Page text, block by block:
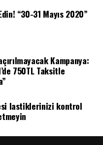
“30-31 Mayıs 2020”
Kampanya:
750TL Taksitle
lastiklerinizi kontrol